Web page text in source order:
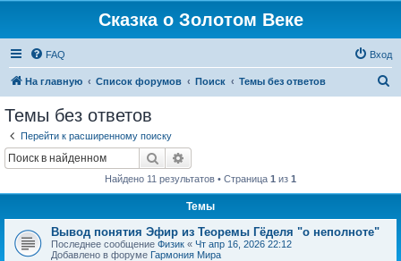
Сказка о Золотом Веке
FAQ Вход
На главную Список форумов Поиск Темы без ответов
Темы без ответов
Перейти к расширенному поиску
Поиск
Найдено 11 результатов • Страница 1 из 1
Темы
Вывод понятия Эфир из Теоремы Гёделя "о неполноте"
Последнее сообщение Физик « Чт апр 16, 2026 22:12
Добавлено в форуме Гармония Мира